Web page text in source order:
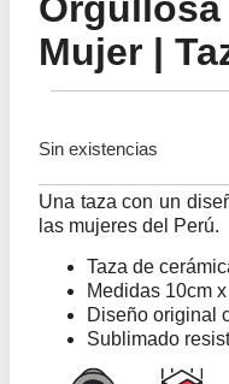
Mujer |
Sin existencias
Una taza con un
las mujeres del Perú.
Taza de
Medidas 10cm
Diseño original
Sublimado